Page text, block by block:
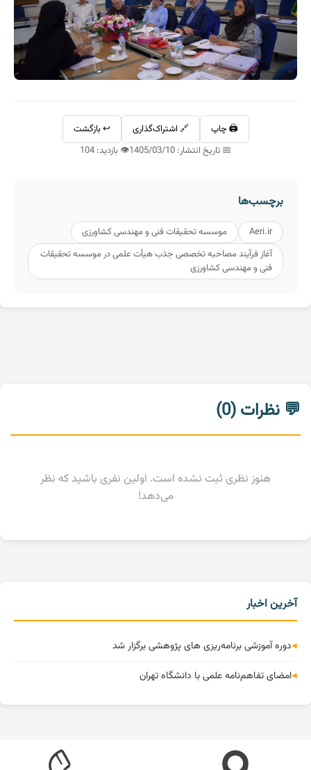
🖨️ چاپ 🔗 اشتراک‌گذاری
↩️ بازگشت
📅 تاریخ انتشار: 1405/03/10
👁️ بازدید: 104
برچسب‌ها
Aeri.ir
موسسه تحقیقات فنی و مهندسی کشاورزی
آغاز فرآیند مصاحبه تخصصی جذب هیأت علمی در موسسه تحقیقات
فنی و مهندسی کشاورزی
💬 نظرات (0)
هنوز نظری ثبت نشده است. اولین نفری باشید که نظر
می‌دهد!
آخرین اخبار
دوره آموزشی برنامه‌ریزی های پژوهشی برگزار شد
امضای تفاهم‌نامه علمی با دانشگاه تهران